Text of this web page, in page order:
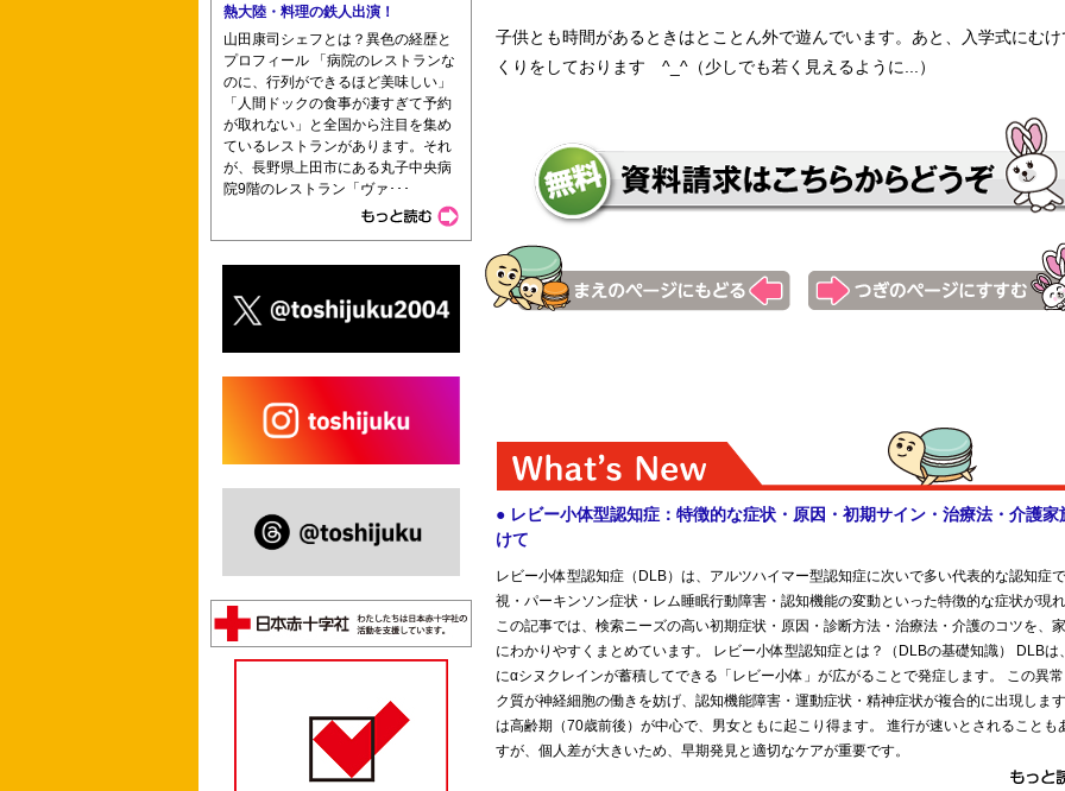
子供とも時間があるときはとことん外で遊んでいます。あと、入学式にむ
くりをしております ^_^（少しでも若く見えるように...）
熱大陸・料理の鉄人出演！
山田康司シェフとは？異色の経歴と
プロフィール 「病院のレストランな
のに、行列ができるほど美味しい」
「人間ドックの食事が凄すぎて予約
が取れない」と全国から注目を集め
ているレストランがあります。それ
が、長野県上田市にある丸子中央病
院9階のレストラン「ヴァ･･･